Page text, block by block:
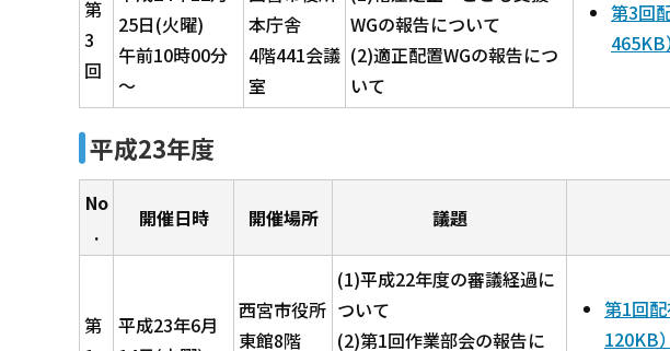
第
3
回
25日(火曜)
午前10時00分
～
本庁舎
4階441会議
室
WGの報告について
(2)適正配置WGの報告につ
いて
第3回
465KB）
平成23年度
No
.
開催日時 開催場所 議題
第
平成23年6月
西宮市役所
東館8階
(1)平成22年度の審議経過に
ついて
(2)第1回作業部会の報告に
第1回
120KB）